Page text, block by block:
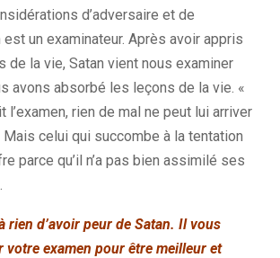
d’adversaire et de
est un examinateur. Après avoir appris
de la vie, Satan vient nous examiner
avons absorbé les leçons de la vie. «
l’examen, rien de mal ne peut lui arriver
Mais celui qui succombe à la tentation
parce qu’il n’a pas bien assimilé ses
rien d’avoir peur de Satan. Il vous
votre examen pour être meilleur et